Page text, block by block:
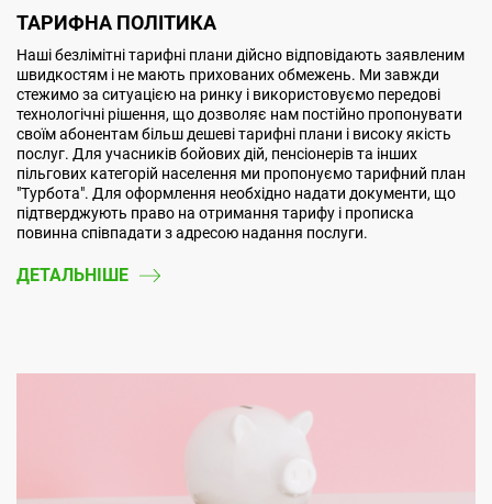
ТАРИФНА ПОЛІТИКА
Наші безлімітні тарифні плани дійсно відповідають заявленим
швидкостям і не мають прихованих обмежень. Ми завжди
стежимо за ситуацією на ринку і використовуємо передові
технологічні рішення, що дозволяє нам постійно пропонувати
своїм абонентам більш дешеві тарифні плани і високу якість
послуг. Для учасників бойових дій, пенсіонерів та інших
пільгових категорій населення ми пропонуємо тарифний план
"Турбота". Для оформлення необхідно надати документи, що
підтверджують право на отримання тарифу і прописка
повинна співпадати з адресою надання послуги.
ДЕТАЛЬНІШЕ